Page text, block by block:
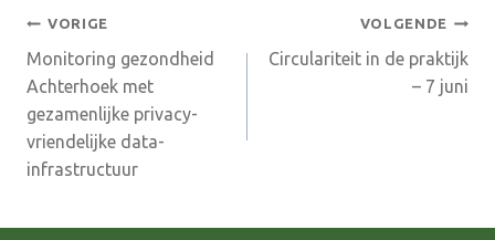
Bericht
navigatie
VORIGE
Monitoring gezondheid
Achterhoek met
gezamenlijke privacy-
vriendelijke data-
infrastructuur
VOLGENDE
Circulariteit in de praktijk
– 7 juni